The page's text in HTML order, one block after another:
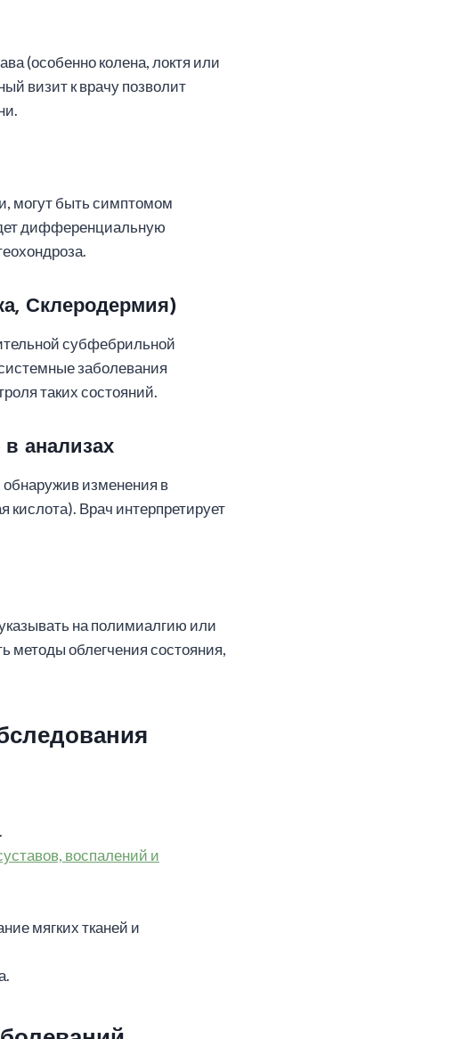
(особенно колена, локтя или
визит к врачу позволит
могут быть симптомом
дифференциальную
Склеродермия)
субфебрильной
заболевания
таких состояний.
анализах
обнаружив изменения в
Врач интерпретирует
на полимиалгию или
методы облегчения состояния,
воспалений и
мягких тканей и